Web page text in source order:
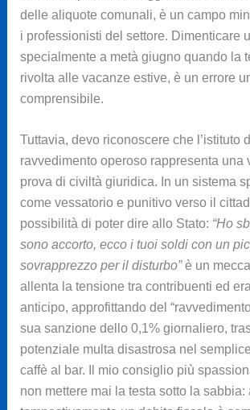
delle aliquote comunali, è un campo
i professionisti del settore. Dimenticare
specialmente a metà giugno quando la
rivolta alle vacanze estive, è un errore
comprensibile.
Tuttavia, devo riconoscere che l’istituto
ravvedimento operoso rappresenta una
prova di civiltà giuridica. In un sistema
come vessatorio e punitivo verso il
possibilità di poter dire allo Stato: “Ho
sono accorto, ecco i tuoi soldi con un
sovrapprezzo per il disturbo”è un
allenta la tensione tra contribuenti ed
anticipo, approfittando del
sua sanzione dello 0,1% giornaliero,
potenziale multa disastrosa nel
caffè al bar. Il mio consiglio più
non mettere mai la testa sotto la sabbia: